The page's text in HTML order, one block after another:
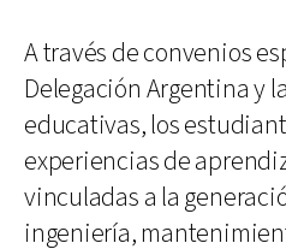
A través de convenios
Delegación Argentina y
educativas, los
experiencias de
vinculadas a la
ingeniería,